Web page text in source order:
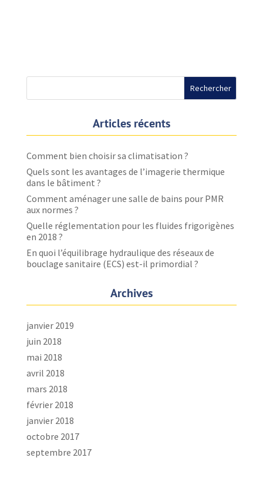
Articles récents
Comment bien choisir sa climatisation ?
Quels sont les avantages de l’imagerie thermique
dans le bâtiment ?
Comment aménager une salle de bains pour PMR
aux normes ?
Quelle réglementation pour les fluides frigorigènes
en 2018 ?
En quoi l’équilibrage hydraulique des réseaux de
bouclage sanitaire (ECS) est-il primordial ?
Archives
janvier 2019
juin 2018
mai 2018
avril 2018
mars 2018
février 2018
janvier 2018
octobre 2017
septembre 2017